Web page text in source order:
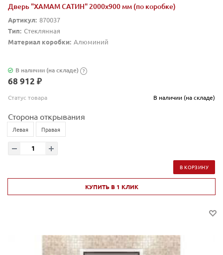
Дверь "ХАМАМ САТИН" 2000х900 мм (по коробке)
Артикул: 870037
Тип: Стеклянная
Материал коробки: Алюминий
В наличии (на складе) ?
68 912 ₽
Статус товара В наличии (на складе)
Сторона открывания
Левая Правая
В КОРЗИНУ
КУПИТЬ В 1 КЛИК